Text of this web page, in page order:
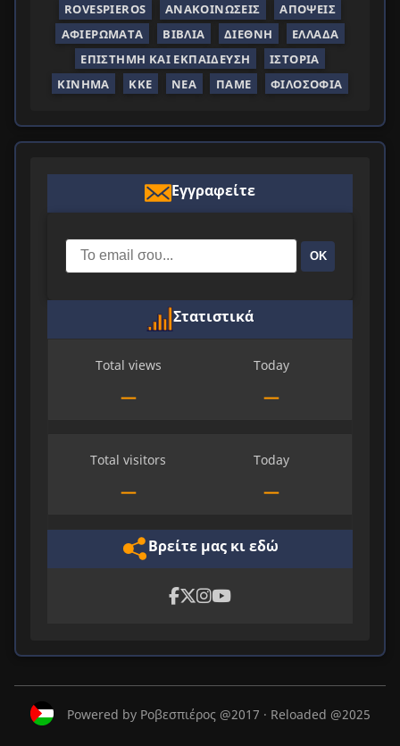
ROVESPIEROS ΑΝΑΚΟΙΝΏΣΕΙΣ
ΑΠΌΨΕΙΣ
ΑΦΙΕΡΏΜΑΤΑ
ΒΙΒΛΊΑ ΔΙΕΘΝΉ
ΕΛΛΆΔΑ
ΕΠΙΣΤΉΜΗ ΚΑΙ ΕΚΠΑΊΔΕΥΣΗ
ΙΣΤΟΡΊΑ
ΚΊΝΗΜΑ
ΚΚΕ ΝΈΑ ΠΑΜΕ ΦΙΛΟΣΟΦΊΑ
Εγγραφείτε
ΟΚ
Στατιστικά
Total views
—
Today
—
Total visitors
—
Today
—
Βρείτε μας κι εδώ
Powered by Ροβεσπιέρος @2017 · Reloaded @2025